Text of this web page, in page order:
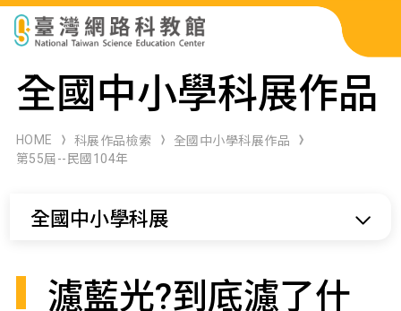
科展作品檢索
科學研習月刊
全國中小學科展作品
HOME 科展作品檢索
全國中小學科展作品
第55屆--民國104年
全國中小學科展
濾藍光?到底濾了什